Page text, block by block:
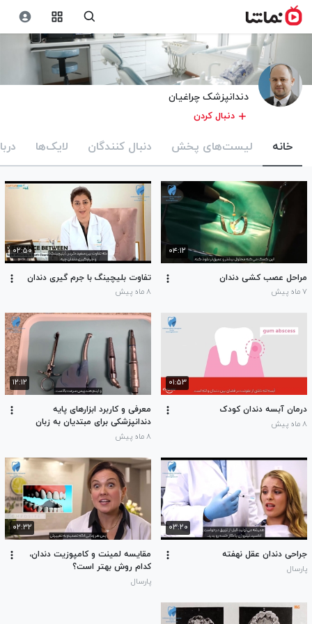
دندانپزشک چراغیان
دنبال کردن
خانه لیست‌های پخش دنبال کنندگان لایک‌ها
۰۴:۱۲
مراحل عصب کشی دندان
۷ ماه پیش
۰۲:۵۰
تفاوت بلیچینگ با جرم گیری دندان
۸ ماه پیش
۰۱:۵۳
درمان آبسه دندان کودک
۸ ماه پیش
۱۲:۱۲
معرفی و کاربرد ابزارهای پایه
دندانپزشکی برای مبتدیان به زبان
ساده
۸ ماه پیش
۰۳:۲۰
جراحی دندان عقل نهفته
پارسال
۰۲:۳۲
مقایسه لمینت و کامپوزیت دندان،
کدام روش بهتر است؟
پارسال